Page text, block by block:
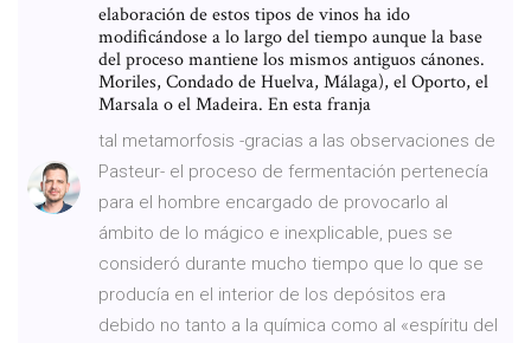
elaboración de estos tipos de vinos ha ido
modificándose a lo largo del tiempo aunque la base
del proceso mantiene los mismos antiguos cánones.
Moriles, Condado de Huelva, Málaga), el Oporto, el
Marsala o el Madeira. En esta franja
tal metamorfosis -gracias a las observaciones de
Pasteur- el proceso de fermentación pertenecía
para el hombre encargado de provocarlo al
ámbito de lo mágico e inexplicable, pues se
consideró durante mucho tiempo que lo que se
producía en el interior de los depósitos era
debido no tanto a la química como al «espíritu del